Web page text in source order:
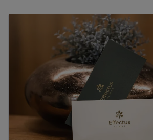
Trečiadienis
Ketvirtadienis
Penktadienis
Šeštadienis
Sekmadienis
Tai unikalus ETNO SPA, kuriame
užburia ir laikas tiesiog išnyksta. Šiame
kitoje visatoje, pamiršite jus varginančius